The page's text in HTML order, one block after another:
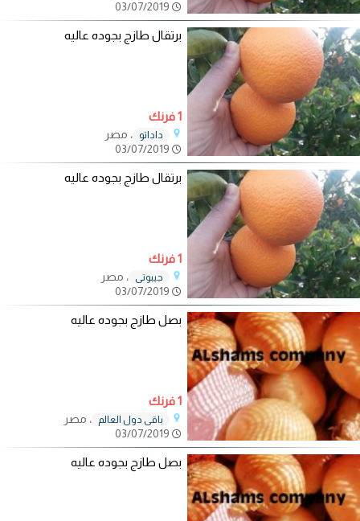
برتقال طازج بجوده عاليه
1 فرنك
داداتو
، مصر
برتقال طازج بجوده عاليه
1 فرنك
جيبوتي
، مصر
بصل طازج بجوده عاليه
1 فرنك
باقي دول العالم
، مصر
بصل طازج بجوده عاليه